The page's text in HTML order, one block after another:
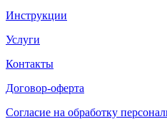
Инструкции
Услуги
Контакты
Договор-оферта
Согласие на обработку